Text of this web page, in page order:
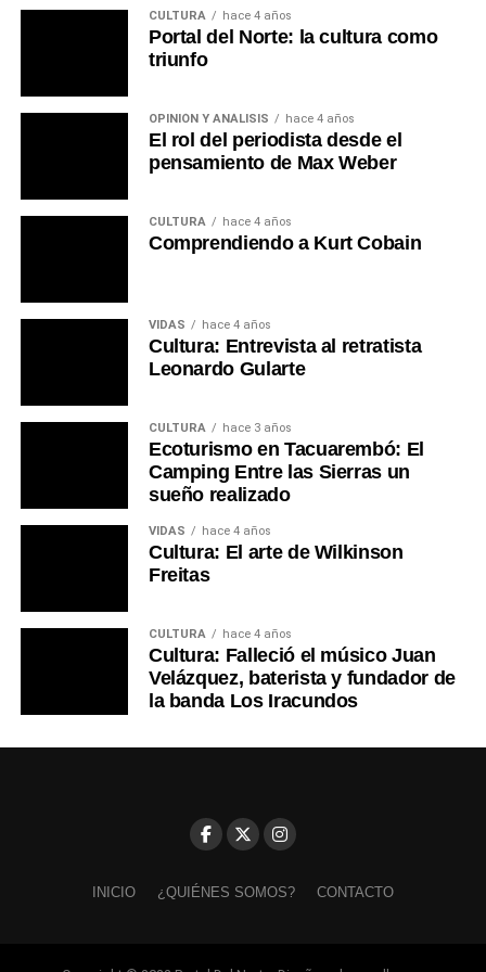
CULTURA hace 4 años
Portal del Norte: la cultura como
triunfo
OPINIÓN Y ANÁLISIS hace 4 años
El rol del periodista desde el
pensamiento de Max Weber
CULTURA hace 4 años
Comprendiendo a Kurt Cobain
VIDAS hace 4 años
Cultura: Entrevista al retratista
Leonardo Gularte
CULTURA hace 3 años
Ecoturismo en Tacuarembó: El
Camping Entre las Sierras un
sueño realizado
VIDAS hace 4 años
Cultura: El arte de Wilkinson
Freitas
CULTURA hace 4 años
Cultura: Falleció el músico Juan
Velázquez, baterista y fundador de
la banda Los Iracundos
INICIO ¿QUIÉNES SOMOS? CONTACTO